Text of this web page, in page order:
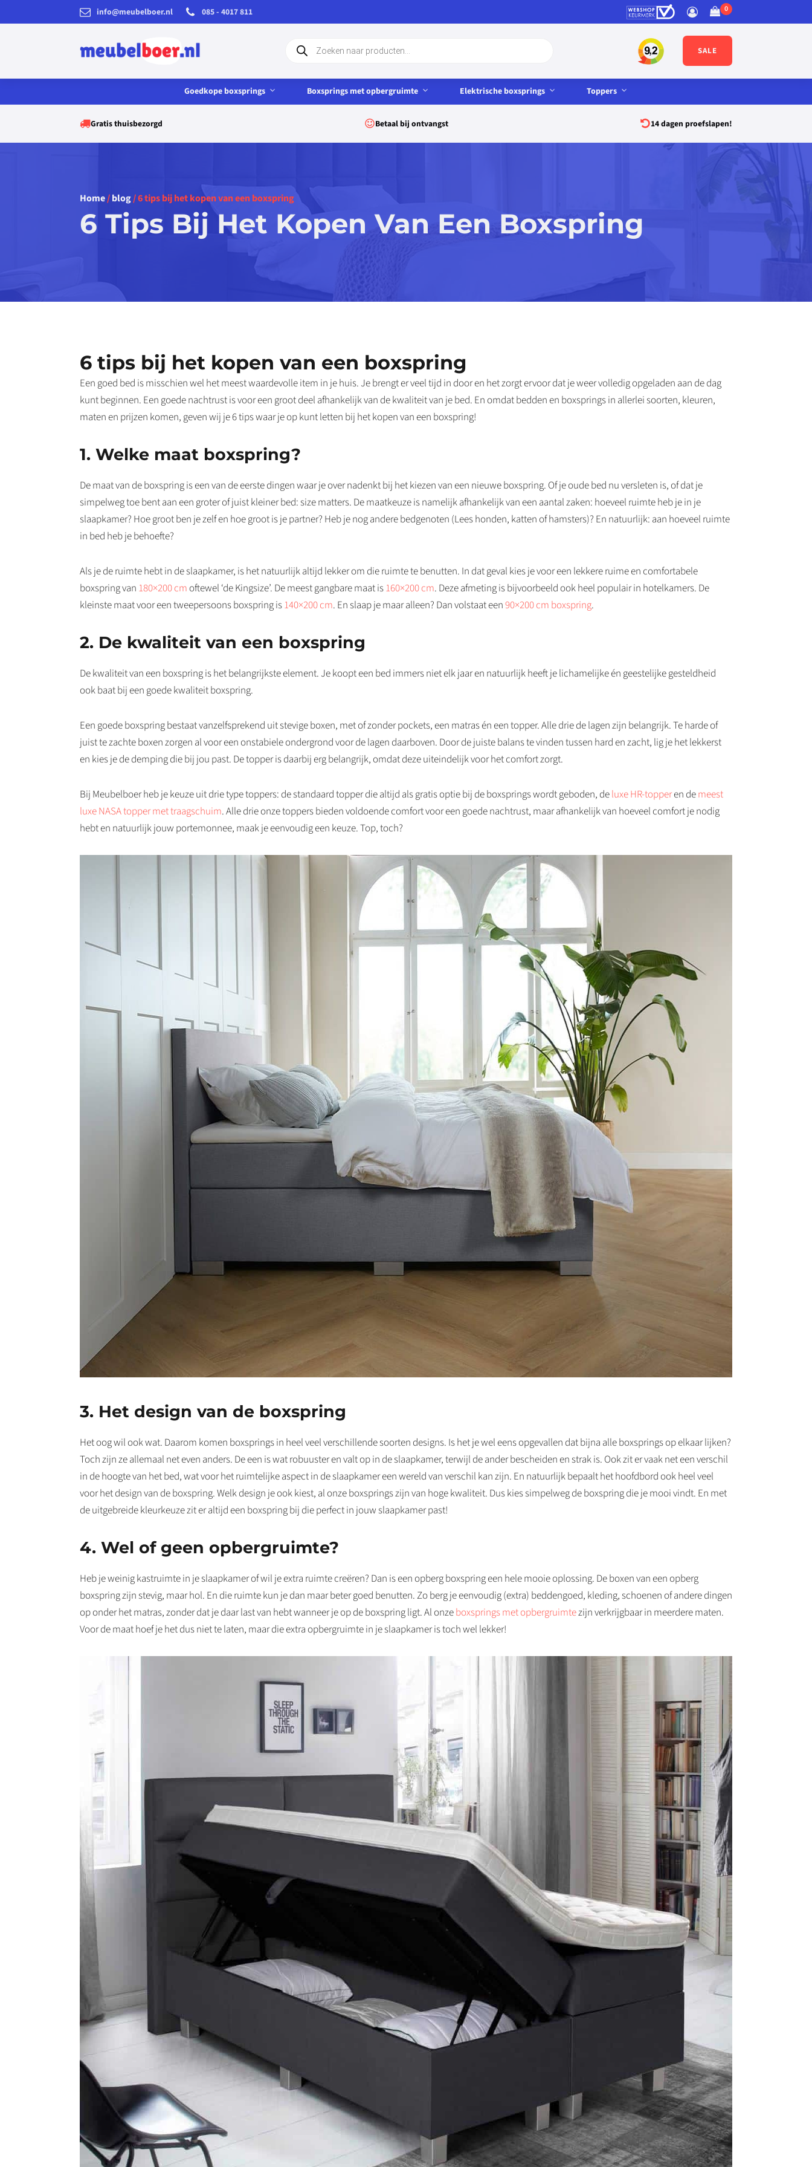
info@meubelboer.nl 085 - 4017 811
zoeken
SALE
Goedkope boxsprings Boxsprings met opbergruimte Elektrische boxsprings Toppers
Gratis thuisbezorgd Betaal bij ontvangst 14 dagen proefslapen!
Home/blog/ 6 tips bij het kopen van een boxspring
6 Tips Bij Het Kopen Van Een Boxspring
6 tips bij het kopen van een boxspring
Een goed bed is misschien wel het meest waardevolle item in je huis. Je brengt er veel tijd in door en het zorgt ervoor dat je weer volledig opgeladen aan de dag
kunt beginnen. Een goede nachtrust is voor een groot deel afhankelijk van de kwaliteit van je bed. En omdat bedden en boxsprings in allerlei soorten, kleuren,
maten en prijzen komen, geven wij je 6 tips waar je op kunt letten bij het kopen van een boxspring!
1. Welke maat boxspring?
De maat van de boxspring is een van de eerste dingen waar je over nadenkt bij het kiezen van een nieuwe boxspring. Of je oude bed nu versleten is, of dat je
simpelweg toe bent aan een groter of juist kleiner bed: size matters. De maatkeuze is namelijk afhankelijk van een aantal zaken: hoeveel ruimte heb je in je
slaapkamer? Hoe groot ben je zelf en hoe groot is je partner? Heb je nog andere bedgenoten (Lees honden, katten of hamsters)? En natuurlijk: aan hoeveel ruimte
in bed heb je behoefte?
Als je de ruimte hebt in de slaapkamer, is het natuurlijk altijd lekker om die ruimte te benutten. In dat geval kies je voor een lekkere ruime en comfortabele
boxspring van 180×200 cm oftewel ‘de Kingsize’. De meest gangbare maat is160×200 cm. Deze afmeting is bijvoorbeeld ook heel populair in hotelkamers. De
kleinste maat voor een tweepersoons boxspring is140×200 cm. En slaap je maar alleen? Dan volstaat een90×200 cm boxspring.
2. De kwaliteit van een boxspring
De kwaliteit van een boxspring is het belangrijkste element. Je koopt een bed immers niet elk jaar en natuurlijk heeft je lichamelijke én geestelijke gesteldheid
ook baat bij een goede kwaliteit boxspring.
Een goede boxspring bestaat vanzelfsprekend uit stevige boxen, met of zonder pockets, een matras én een topper. Alle drie de lagen zijn belangrijk. Te harde of
juist te zachte boxen zorgen al voor een onstabiele ondergrond voor de lagen daarboven. Door de juiste balans te vinden tussen hard en zacht, lig je het lekkerst
en kies je de demping die bij jou past. De topper is daarbij erg belangrijk, omdat deze uiteindelijk voor het comfort zorgt.
Bij Meubelboer heb je keuze uit drie type toppers: de standaard topper die altijd als gratis optie bij de boxsprings wordt geboden, deluxe HR-topperen demeest
luxe NASA topper met traagschuim. Alle drie onze toppers bieden voldoende comfort voor een goede nachtrust, maar afhankelijk van hoeveel comfort je nodig
hebt en natuurlijk jouw portemonnee, maak je eenvoudig een keuze. Top, toch?
3. Het design van de boxspring
Het oog wil ook wat. Daarom komen boxsprings in heel veel verschillende soorten designs. Is het je wel eens opgevallen dat bijna alle boxsprings op elkaar lijken?
Toch zijn ze allemaal net even anders. De een is wat robuuster en valt op in de slaapkamer, terwijl de ander bescheiden en strak is. Ook zit er vaak net een verschil
in de hoogte van het bed, wat voor het ruimtelijke aspect in de slaapkamer een wereld van verschil kan zijn. En natuurlijk bepaalt het hoofdbord ook heel veel
voor het design van de boxspring. Welk design je ook kiest, al onze boxsprings zijn van hoge kwaliteit. Dus kies simpelweg de boxspring die je mooi vindt. En met
de uitgebreide kleurkeuze zit er altijd een boxspring bij die perfect in jouw slaapkamer past!
4. Wel of geen opbergruimte?
Heb je weinig kastruimte in je slaapkamer of wil je extra ruimte creëren? Dan is een opberg boxspring een hele mooie oplossing. De boxen van een opberg
boxspring zijn stevig, maar hol. En die ruimte kun je dan maar beter goed benutten. Zo berg je eenvoudig (extra) beddengoed, kleding, schoenen of andere dingen
op onder het matras, zonder dat je daar last van hebt wanneer je op de boxspring ligt. Al onzeboxsprings met opbergruimtezijn verkrijgbaar in meerdere maten.
Voor de maat hoef je het dus niet te laten, maar die extra opbergruimte in je slaapkamer is toch wel lekker!